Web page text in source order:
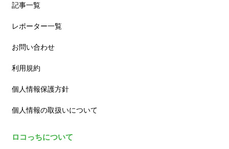
記事一覧
レポーター一覧
お問い合わせ
利用規約
個人情報保護方針
個人情報の取扱いについて
ロコっちについて